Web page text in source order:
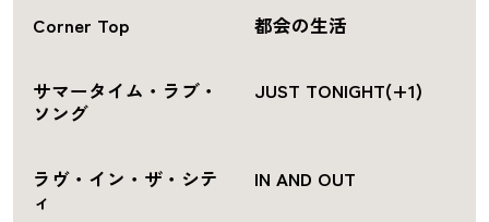
Corner Top 都会の生活
サマータイム・ラブ・
ソング
JUST TONIGHT(+1)
ラヴ・イン・ザ・シテ
ィ
IN AND OUT